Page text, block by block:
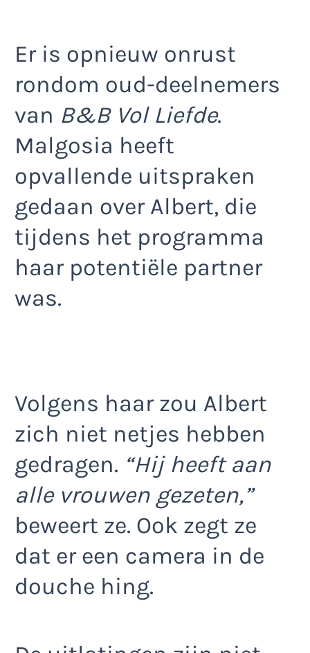
Er is opnieuw onrust
rondom oud-deelnemers
van B&B Vol Liefde.
Malgosia heeft
opvallende uitspraken
gedaan over Albert, die
tijdens het programma
haar potentiële partner
was.
Volgens haar zou Albert
zich niet netjes hebben
gedragen. “Hij heeft aan
alle vrouwen gezeten,”
beweert ze. Ook zegt ze
dat er een camera in de
douche hing.